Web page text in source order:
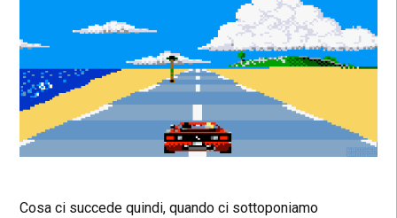
Cosa ci succede quindi, quando ci sottoponiamo